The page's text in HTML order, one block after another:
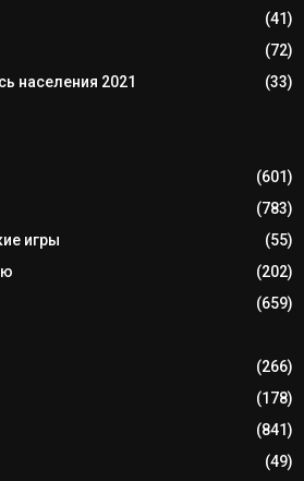
(41)
(72)
населения 2021
(33)
(601)
(783)
игры
(55)
(202)
(659)
(266)
(178)
(841)
(49)